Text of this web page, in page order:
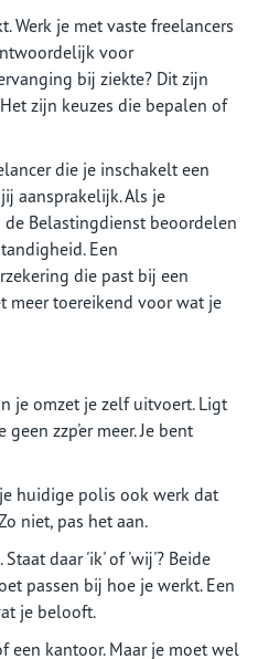
Werk je met vaste freelancers
voor
bij ziekte? Dit zijn
zijn keuzes die bepalen of
die je inschakelt een
aansprakelijk. Als je
Belastingdienst beoordelen
Een
die past bij een
meer toereikend voor wat je
je omzet je zelf uitvoert. Ligt
zzp'er meer. Je bent
huidige polis ook werk dat
niet, pas het aan.
daar 'ik' of 'wij'? Beide
passen bij hoe je werkt. Een
je belooft.
een kantoor. Maar je moet wel